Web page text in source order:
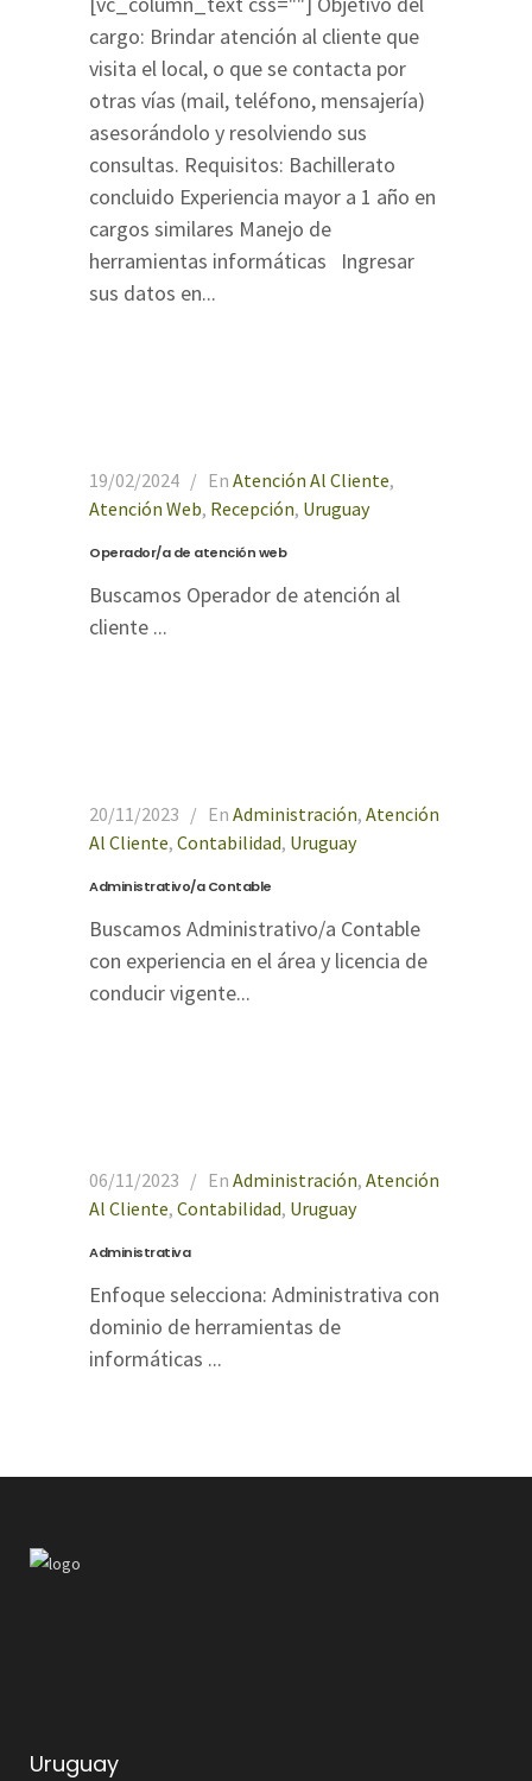
cargo: Brindar atención al cliente que
visita el local, o que se contacta por
otras vías (mail, teléfono, mensajería)
asesorándolo y resolviendo sus
consultas. Requisitos: Bachillerato
concluido Experiencia mayor a 1 año en
cargos similares Manejo de
herramientas informáticas Ingresar
sus datos en...
19/02/2024 En Atención Al Cliente,
Atención Web, Recepción, Uruguay
Operador/a de atención web
Buscamos Operador de atención al
cliente ...
20/11/2023 En Administración, Atención
Al Cliente, Contabilidad, Uruguay
Administrativo/a Contable
Buscamos Administrativo/a Contable
con experiencia en el área y licencia de
conducir vigente...
06/11/2023 En Administración, Atención
Al Cliente, Contabilidad, Uruguay
Administrativa
Enfoque selecciona: Administrativa con
dominio de herramientas de
informáticas ...
Uruguay